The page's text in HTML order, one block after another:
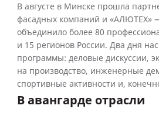
В августе в Минске прошла
фасадных компаний и «АЛЮТЕХ»
объединило более 80
и 15 регионов России. Два дня
программы: деловые дискуссии,
на производство, инженерные
спортивные активности и,
В авангарде отрасли